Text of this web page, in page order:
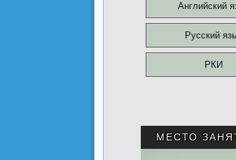
Английский
Русский
РКИ
МЕСТО